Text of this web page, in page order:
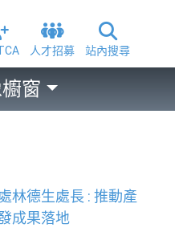
人才招募 站內搜尋
窗
林德生處長 : 推動產
成果落地